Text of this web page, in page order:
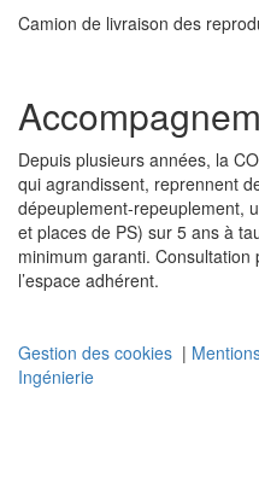
Camion de livraison des
Depuis plusieurs années, la
qui agrandissent, reprennent
dépeuplement-repeuplement,
et places de PS) sur 5 ans à
minimum garanti.
l’espace adhérent.
Gestion des cookies |
Ingénierie